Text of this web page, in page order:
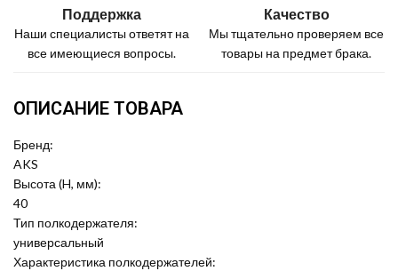
Поддержка
Наши специалисты ответят на
все имеющиеся вопросы.
Качество
Мы тщательно проверяем все
товары на предмет брака.
ОПИСАНИЕ ТОВАРА
Бренд:
AKS
Высота (H, мм):
40
Тип полкодержателя:
универсальный
Характеристика полкодержателей: